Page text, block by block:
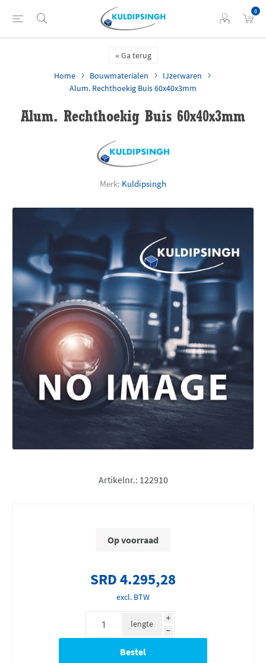
0
Ga terug
Home
Bouwmaterialen
IJzerwaren
Alum. Rechthoekig Buis 60x40x3mm
Alum. Rechthoekig Buis 60x40x3mm
Merk: Kuldipsingh
Artikelnr.: 122910
Op voorraad
SRD 4.295,28
excl. BTW
i
h
lengte